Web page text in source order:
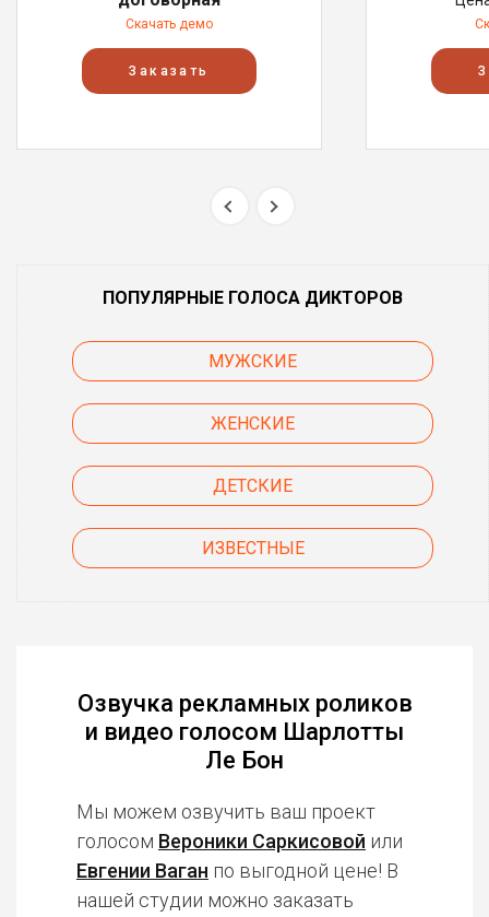
Скачать демо
Заказать
ПОПУЛЯРНЫЕ ГОЛОСА ДИКТОРОВ
МУЖСКИЕ
ЖЕНСКИЕ
ДЕТСКИЕ
ИЗВЕСТНЫЕ
Озвучка рекламных роликов
и видео голосом Шарлотты
Ле Бон
Мы можем озвучить ваш проект
голосом Вероники Саркисовой или
Евгении Ваган по выгодной цене! В
нашей студии можно заказать